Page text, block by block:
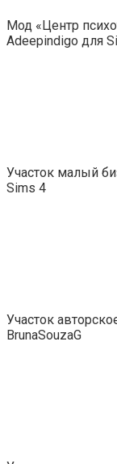
Мод «Центр
Adeepindigo для
Участок малый
Sims 4
Участок
BrunaSouzaG